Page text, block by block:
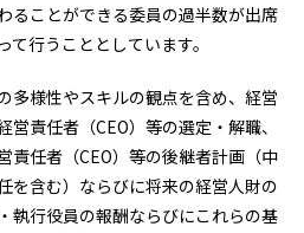
ることができる委員の過半数が出席
行うこととしています。
多様性やスキルの観点を含め、経営
責任者（CEO）等の選定・解職、
責任者（CEO）等の後継者計画（中
を含む）ならびに将来の経営人財の
執行役員の報酬ならびにこれらの基